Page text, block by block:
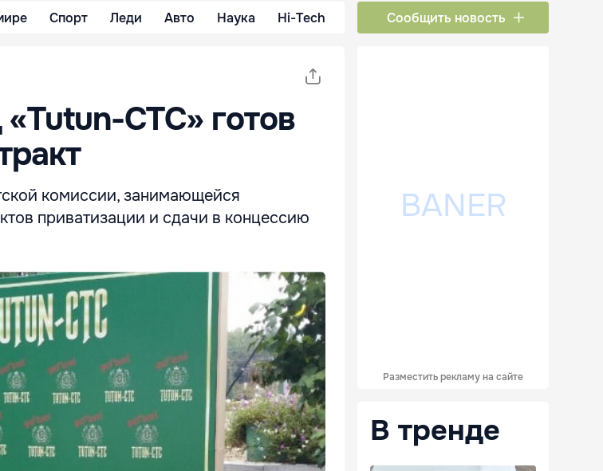
Спорт Леди Авто Наука Hi-Tech Сообщить новость
CTC» готов
комиссии, занимающейся
приватизации и сдачи в концессию
Разместить рекламу на сайте
В тренде